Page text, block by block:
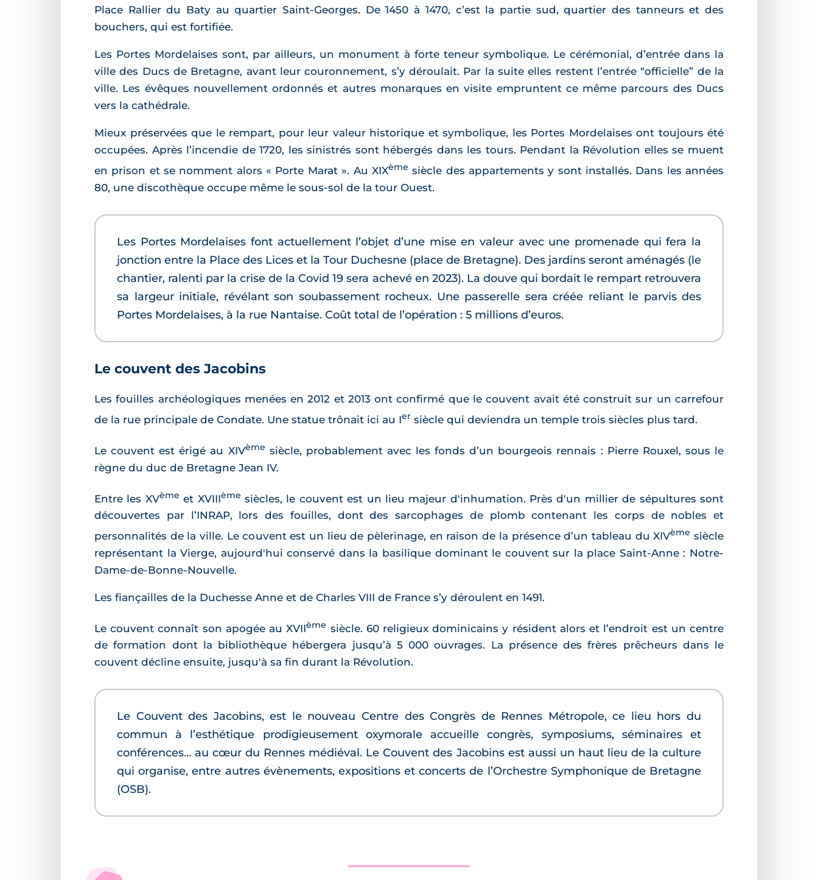
Place Rallier du Baty au quartier Saint-Georges. De 1450 à 1470, c’est la partie sud, quartier des tanneurs et des
bouchers, qui est fortifiée.
Les Portes Mordelaises sont, par ailleurs, un monument à forte teneur symbolique. Le cérémonial, d’entrée dans la
ville des Ducs de Bretagne, avant leur couronnement, s’y déroulait. Par la suite elles restent l’entrée “officielle” de la
ville. Les évêques nouvellement ordonnés et autres monarques en visite empruntent ce même parcours des Ducs
vers la cathédrale.
Mieux préservées que le rempart, pour leur valeur historique et symbolique, les Portes Mordelaises ont toujours été
occupées. Après l’incendie de 1720, les sinistrés sont hébergés dans les tours. Pendant la Révolution elles se muent
en prison et se nomment alors « Porte Marat ». Au XIXème siècle des appartements y sont installés. Dans les années
80, une discothèque occupe même le sous-sol de la tour Ouest.
Les Portes Mordelaises font actuellement l’objet d’une mise en valeur avec une promenade qui fera la
jonction entre la Place des Lices et la Tour Duchesne (place de Bretagne). Des jardins seront aménagés (le
chantier, ralenti par la crise de la Covid 19 sera achevé en 2023). La douve qui bordait le rempart retrouvera
sa largeur initiale, révélant son soubassement rocheux. Une passerelle sera créée reliant le parvis des
Portes Mordelaises, à la rue Nantaise. Coût total de l’opération : 5 millions d’euros.
Le couvent des Jacobins
Les fouilles archéologiques menées en 2012 et 2013 ont confirmé que le couvent avait été construit sur un carrefour
de la rue principale de Condate. Une statue trônait ici au Ier siècle qui deviendra un temple trois siècles plus tard.
Le couvent est érigé au XIVème siècle, probablement avec les fonds d’un bourgeois rennais : Pierre Rouxel, sous le
règne du duc de Bretagne Jean IV.
Entre les XVème et XVIIIème siècles, le couvent est un lieu majeur d'inhumation. Près d'un millier de sépultures sont
découvertes par l’INRAP, lors des fouilles, dont des sarcophages de plomb contenant les corps de nobles et
personnalités de la ville. Le couvent est un lieu de pèlerinage, en raison de la présence d’un tableau du XIVème siècle
représentant la Vierge, aujourd'hui conservé dans la basilique dominant le couvent sur la place Saint-Anne : Notre-
Dame-de-Bonne-Nouvelle.
Les fiançailles de la Duchesse Anne et de Charles VIII de France s’y déroulent en 1491.
Le couvent connaît son apogée au XVIIème siècle. 60 religieux dominicains y résident alors et l’endroit est un centre
de formation dont la bibliothèque hébergera jusqu’à 5 000 ouvrages. La présence des frères prêcheurs dans le
couvent décline ensuite, jusqu'à sa fin durant la Révolution.
Le Couvent des Jacobins, est le nouveau Centre des Congrès de Rennes Métropole, ce lieu hors du
commun à l’esthétique prodigieusement oxymorale accueille congrès, symposiums, séminaires et
conférences… au cœur du Rennes médiéval. Le Couvent des Jacobins est aussi un haut lieu de la culture
qui organise, entre autres évènements, expositions et concerts de l’Orchestre Symphonique de Bretagne
(OSB).